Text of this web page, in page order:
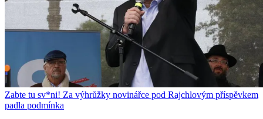
Zabte tu sv*ni! Za výhrůžky novinářce pod Rajchlovým příspěvkem
padla podmínka